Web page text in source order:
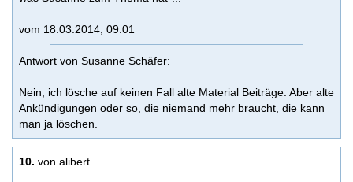
vom 18.03.2014, 09.01
Antwort von Susanne Schäfer:
Nein, ich lösche auf keinen Fall alte Material Beiträge. Aber alte
Ankündigungen oder so, die niemand mehr braucht, die kann
man ja löschen.
10. von alibert